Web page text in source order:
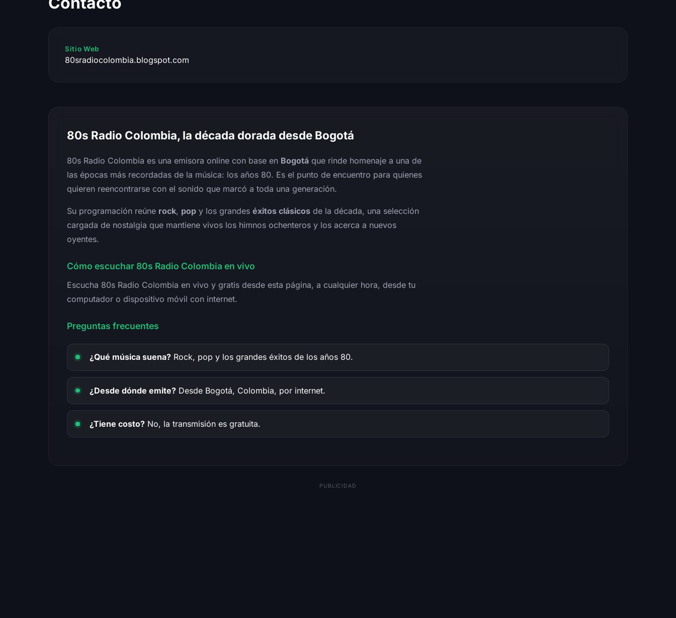
Sitio Web
80sradiocolombia.blogspot.com
80s Radio Colombia, la década dorada desde Bogotá
80s Radio Colombia es una emisora online con base en Bogotá que rinde homenaje a una de
las épocas más recordadas de la música: los años 80. Es el punto de encuentro para quienes
quieren reencontrarse con el sonido que marcó a toda una generación.
Su programación reúne rock, pop y los grandes éxitos clásicos de la década, una selección
cargada de nostalgia que mantiene vivos los himnos ochenteros y los acerca a nuevos
oyentes.
Cómo escuchar 80s Radio Colombia en vivo
Escucha 80s Radio Colombia en vivo y gratis desde esta página, a cualquier hora, desde tu
computador o dispositivo móvil con internet.
Preguntas frecuentes
¿Qué música suena? Rock, pop y los grandes éxitos de los años 80.
¿Desde dónde emite? Desde Bogotá, Colombia, por internet.
¿Tiene costo? No, la transmisión es gratuita.
PUBLICIDAD